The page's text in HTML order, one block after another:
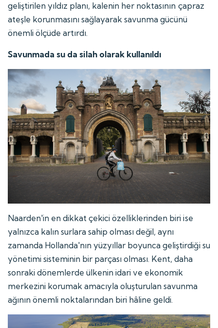
geliştirilen yıldız planı, kalenin her noktasının çapraz
ateşle korunmasını sağlayarak savunma gücünü
önemli ölçüde artırdı.
Savunmada su da silah olarak kullanıldı
Naarden'in en dikkat çekici özelliklerinden biri ise
yalnızca kalın surlara sahip olması değil, aynı
zamanda Hollanda'nın yüzyıllar boyunca geliştirdiği su
yönetimi sisteminin bir parçası olması. Kent, daha
sonraki dönemlerde ülkenin idari ve ekonomik
merkezini korumak amacıyla oluşturulan savunma
ağının önemli noktalarından biri hâline geldi.